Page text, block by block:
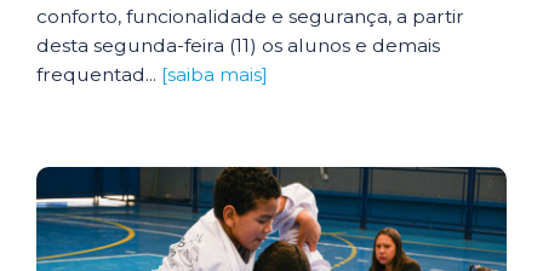
conforto, funcionalidade e segurança, a partir
desta segunda-feira (11) os alunos e demais
frequentad... [saiba mais]